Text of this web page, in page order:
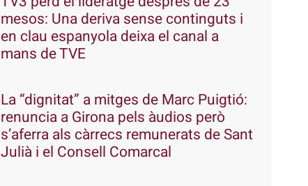
mesos: Una deriva sense continguts i
en clau espanyola deixa el canal a
mans de TVE
La “dignitat” a mitges de Marc Puigtió:
renuncia a Girona pels àudios però
s’aferra als càrrecs remunerats de Sant
Julià i el Consell Comarcal